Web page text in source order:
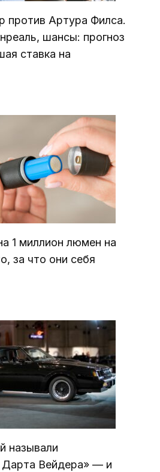
против Артура Филса.
шансы: прогноз
ставка на
1 миллион люмен на
за что они себя
называли
Вейдера» — и